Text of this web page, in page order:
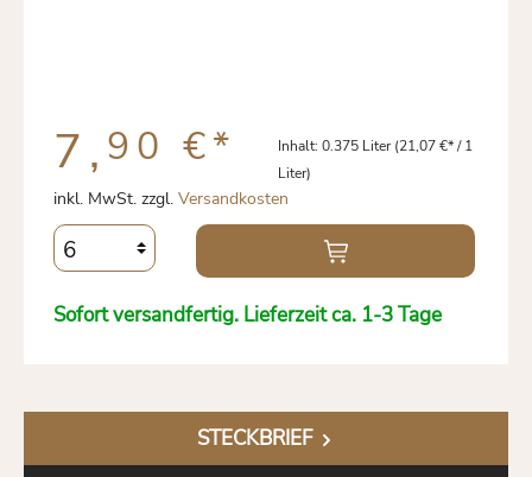
7, 90 €* Inhalt: 0.375 Liter(21,07 €* / 1
Liter)
inkl. MwSt. zzgl. Versandkosten
Sofort versandfertig. Lieferzeit ca. 1-3 Tage
STECKBRIEF